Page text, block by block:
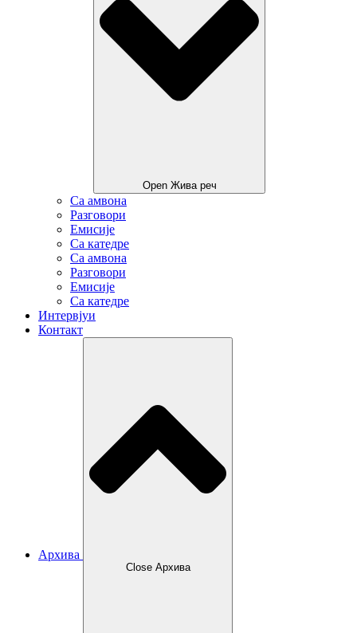
Open Жива реч
Са амвона
Разговори
Емисије
Са катедре
Са амвона
Разговори
Емисије
Са катедре
Интервјуи
Контакт
Архива
Close Архива